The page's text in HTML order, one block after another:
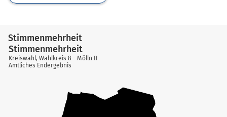
Stimmenmehrheit
Stimmenmehrheit
Kreiswahl, Wahlkreis 8 - Mölln II
Amtliches Endergebnis